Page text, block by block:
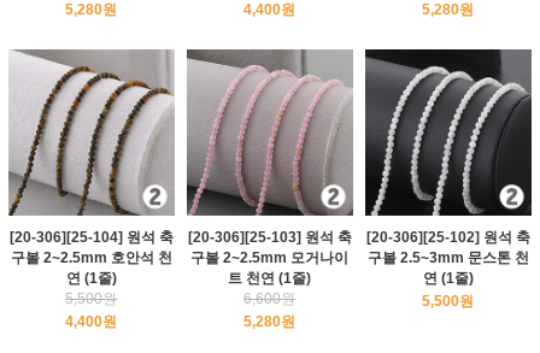
5,280원
4,400원
5,280원
[20-306][25-104] 원석 축
구볼 2~2.5mm 호안석 천
연 (1줄)
5,500원
4,400원
[20-306][25-103] 원석 축
구볼 2~2.5mm 모거나이
트 천연 (1줄)
6,600원
5,280원
[20-306][25-102] 원석 축
구볼 2.5~3mm 문스톤 천
연 (1줄)
5,500원